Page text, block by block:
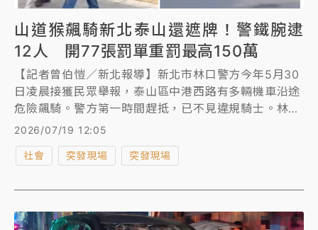
山道猴飆騎新北泰山還遮牌！警鐵腕逮
12人 開77張罰單重罰最高150萬
【記者曾伯愷／新北報導】新北市林口警方今年5月30
日凌晨接獲民眾舉報，泰山區中港西路有多輛機車沿途
危險飆騎。警方第一時間趕抵，已不見違規騎士。林口
警方組專案小組追查，發現飆車族竟用口罩遮蔽車牌或
拔下車牌，藉以躲避警方取締。7月6日警方蒐證齊備，
兵分多路前往雙北、桃園逮捕邱男等12人到案，查扣3
《刑法》公共危險罪嫌送辦；另依《道路交通管理處罰
條例》開出77張罰單，最高併罰150萬元罰鍰。
2026/07/19 12:05
社會 突發現場 突發現場